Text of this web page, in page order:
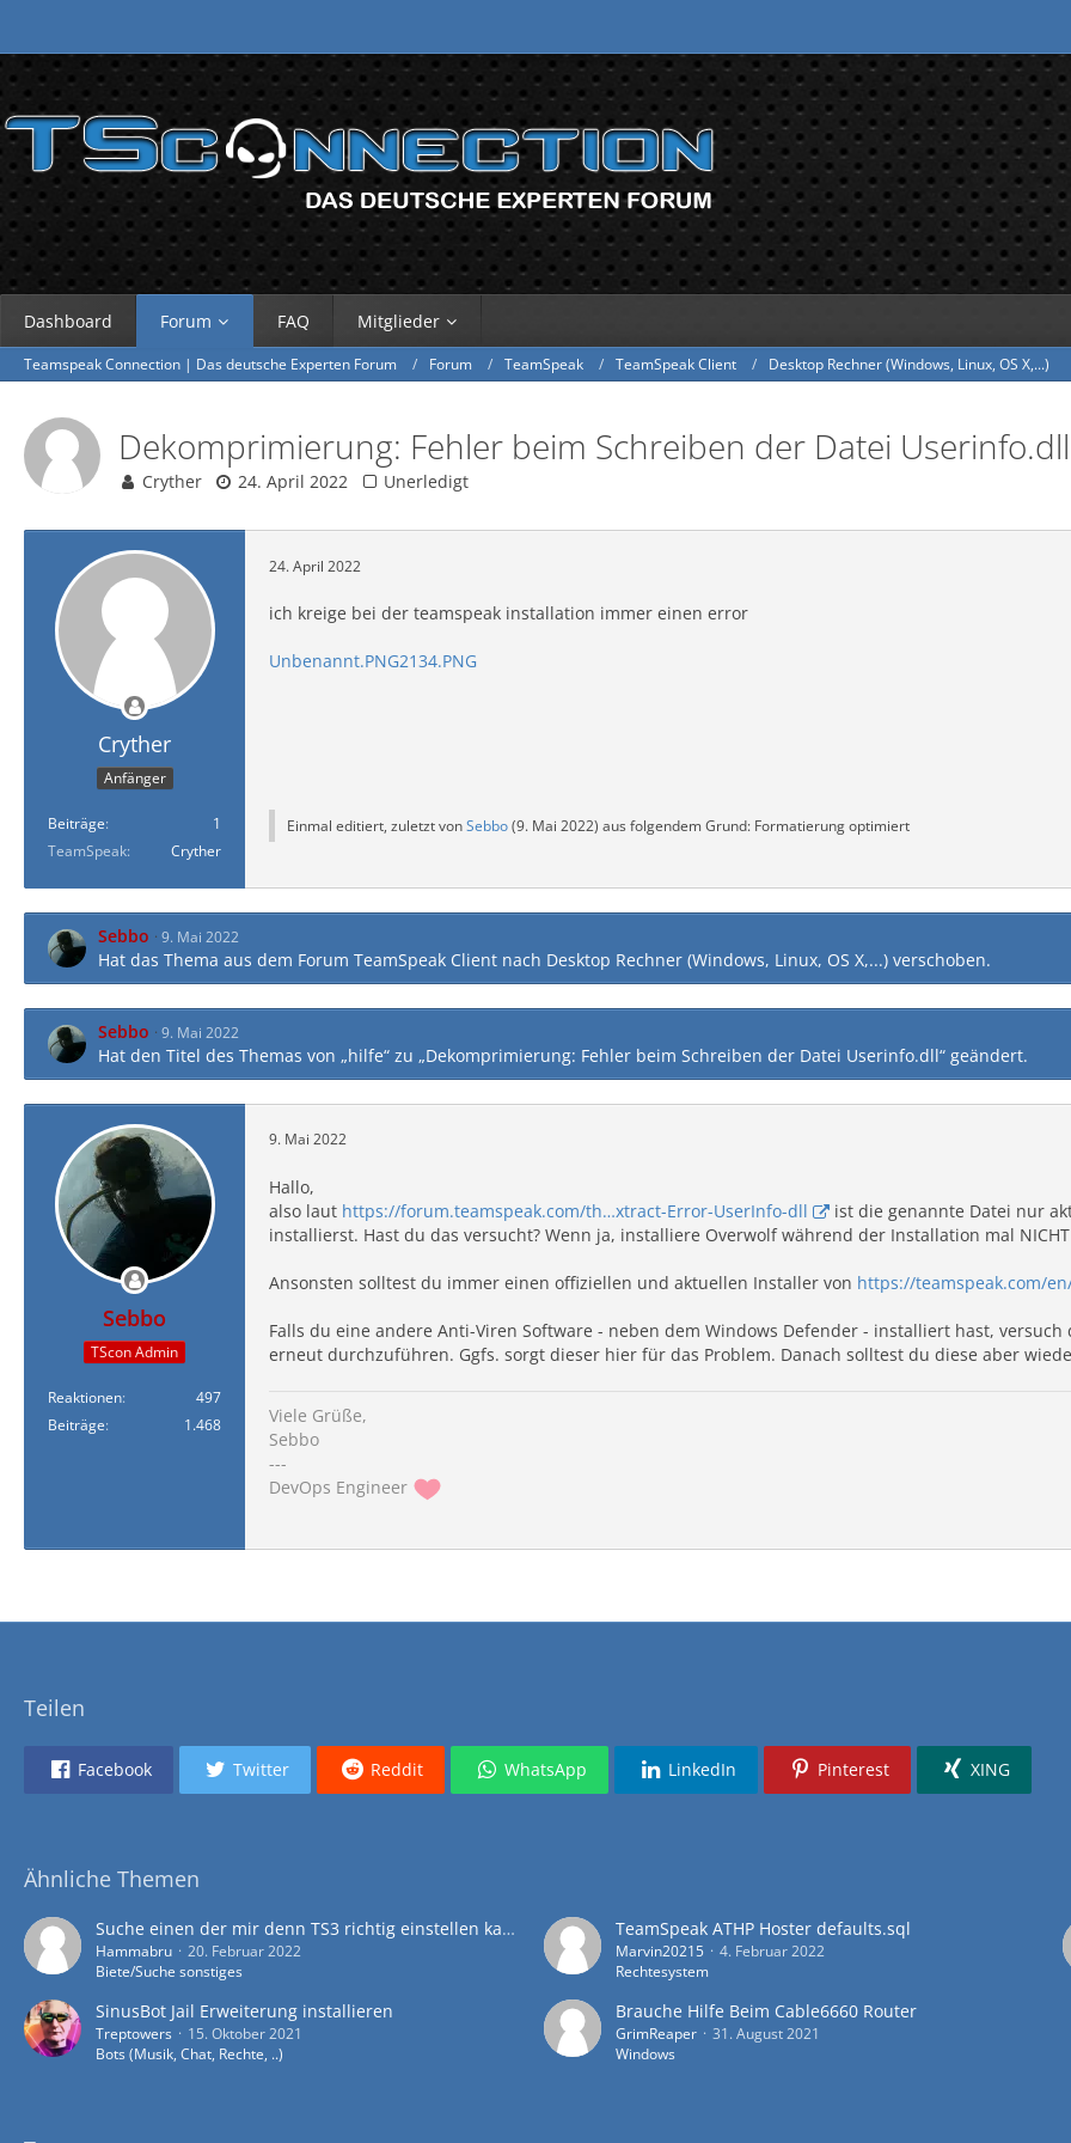
Dashboard Forum FAQ Mitglieder
Teamspeak Connection | Das deutsche Experten Forum Forum TeamSpeak TeamSpeak Client Desktop Rechner (Windows, Linux, OS X,...)
Dekomprimierung: Fehler beim Schreiben der Datei Userinfo.dll
Cryther 24. April 2022 Unerledigt
Cryther
Anfänger
Beiträge
1
TeamSpeak
Cryther
24. April 2022
ich kreige bei der teamspeak installation immer einen error
Unbenannt.PNG2134.PNG
Einmal editiert, zuletzt vonSebbo(9. Mai 2022) aus folgendem Grund: Formatierung optimiert
Sebbo 9. Mai 2022
Hat das Thema aus dem Forum TeamSpeak Client nach Desktop Rechner (Windows, Linux, OS X,...) verschoben.
Sebbo 9. Mai 2022
Hat den Titel des Themas von „hilfe“ zu „Dekomprimierung: Fehler beim Schreiben der Datei Userinfo.dll“ geändert.
Sebbo
TScon Admin
Reaktionen
497
Beiträge
1.468
9. Mai 2022
Hallo,
also laut https://forum.teamspeak.com/th…xtract-Error-UserInfo-dll
ist die genannte Datei nur
installierst. Hast du das versucht? Wenn ja, installiere Overwolf während der Installation mal
Ansonsten solltest du immer einen offiziellen und aktuellen Installer von https://teamspeak.com/
Falls du eine andere Anti-Viren Software - neben dem Windows Defender - installiert hast,
erneut durchzuführen. Ggfs. sorgt dieser hier für das Problem. Danach solltest du diese aber
Viele Grüße,
Sebbo
---
DevOps Engineer
Teilen
Facebook Twitter Reddit WhatsApp LinkedIn Pinterest XING
Ähnliche Themen
Suche einen der mir denn TS3 richtig einstellen kann mit allen rechten usw brauche ein bisschen hilfe
Hammabru
20. Februar 2022
Biete/Suche sonstiges
TeamSpeak ATHP Hoster defaults.sql
Marvin20215
4. Februar 2022
Rechtesystem
SinusBot Jail Erweiterung installieren
Treptowers
15. Oktober 2021
Bots (Musik, Chat, Rechte, ..)
Brauche Hilfe Beim Cable6660 Router
GrimReaper
31. August 2021
Windows